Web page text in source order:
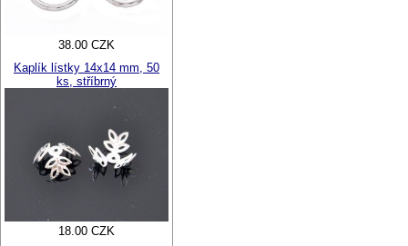
38.00 CZK
Kaplík lístky 14x14 mm, 50
ks, stříbrný
18.00 CZK